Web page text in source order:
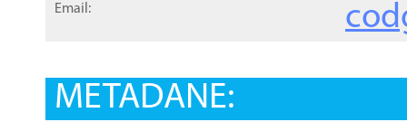
Email:
METADANE: